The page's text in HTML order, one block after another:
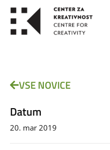
VSE NOVICE
Datum
20. mar 2019